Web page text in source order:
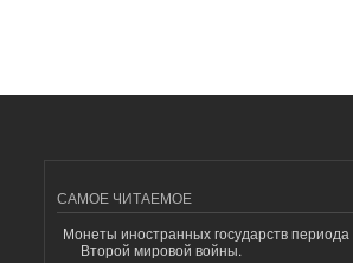
САМОЕ ЧИТАЕМОЕ
Монеты иностранных государств периода
Второй мировой войны.